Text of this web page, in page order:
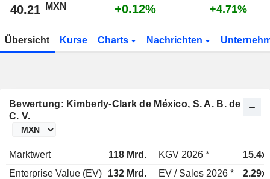
40.21 MXN +0.12% +4.71%
Übersicht Kurse Charts Nachrichten
Bewertung: Kimberly-Clark de México, S. A. B. de
C. V.
Marktwert 118 Mrd. KGV 2026 *
15.4x
Enterprise Value (EV)
132 Mrd. EV / Sales 2026 *
2.29x